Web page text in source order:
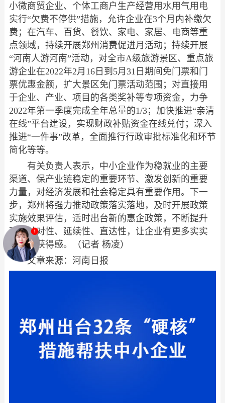
小微商贸企业、个体工商户生产经营用水用气用电
实行“欠费不停供”措施，允许企业在3个月内补缴欠
费；在汽车、百货、餐饮、家电、家居、电商等重
点领域，持续开展郑州消费促进月活动；持续开展
“河南人游河南”活动，对全市A级旅游景区、重点旅
游企业在2022年2月16日到5月31日期间免门票和门
票优惠金额，扩大景区免门票活动范围；对直接用
于企业、产业、项目的各类奖补等专项资金，力争
2022年第一季度完成全年总量的1/3；加快推进“亲清
在线”平台建设，实现财政补贴资金在线兑付；深入
推进“一件事”改革，全面推行行政审批标准化和环节
简化等等。
有关负责人表示，中小企业作为稳就业的主要
渠道、保产业链稳定的重要环节、激发创新的重要
力量，对经济发展和社会稳定具有重要作用。下一
步，郑州将强力推动政策落实落地，及时开展政策
实施效果评估，适时出台新的惠企政策，不断提升
政策针对性、延续性、直达性，让企业有更多实实
在在的获得感。（记者 杨凌）
文章来源：河南日报